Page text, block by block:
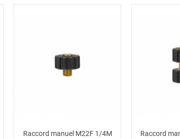
Ajouter au panier
Raccord manuel M22F 1/4M
Raccord